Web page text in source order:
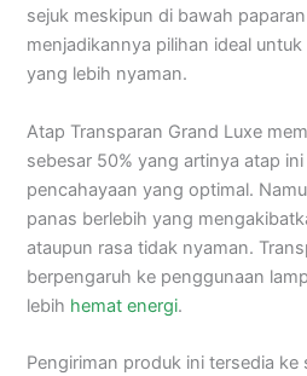
sejuk meskipun di bawah
menjadikannya pilihan ideal
yang lebih nyaman.
Atap Transparan Grand Luxe
sebesar 50% yang artinya atap
pencahayaan yang optimal.
panas berlebih yang
ataupun rasa tidak nyaman.
berpengaruh ke penggunaan
lebih hemat energi.
Pengiriman produk ini tersedia ke